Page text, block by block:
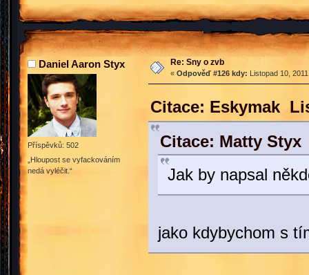
Daniel Aaron Styx
Příspěvků: 502
„Hloupost se vyfackováním
nedá vyléčit.“
Re: Sny o zvb
« Odpověď #126 kdy: Listopad 10,
Citace: Eskymak
Citace: Matty Styx
Jak by napsal
jako kdybychom s